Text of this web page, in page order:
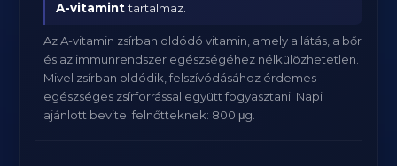
A-vitaminttartalmaz.
Az A-vitamin zsírban oldódó vitamin, amely a látás, a bőr
és az immunrendszer egészségéhez nélkülözhetetlen.
Mivel zsírban oldódik, felszívódásához érdemes
egészséges zsírforrással együtt fogyasztani. Napi
ajánlott bevitel felnőtteknek: 800 μg.